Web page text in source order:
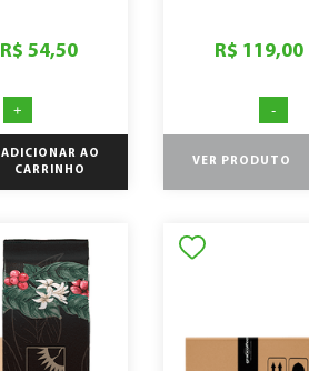
R$ 54,50
+
ADICIONAR AO
CARRINHO
R$ 119,00|
-
VER PRODUTO